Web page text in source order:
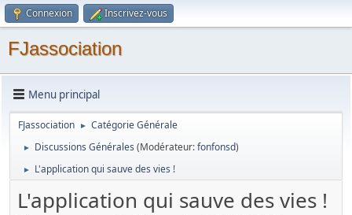
Connexion Inscrivez-vous
FJassociation
Menu principal
FJassociation ► Catégorie Générale
► Discussions Générales (Modérateur:fonfonsd)
► L'application qui sauve des vies !
L'application qui sauve des vies !